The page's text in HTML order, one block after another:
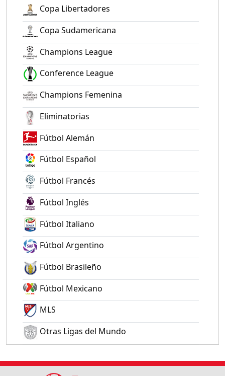
Copa Libertadores
Copa Sudamericana
Champions League
Conference League
Champions Femenina
Eliminatorias
Fútbol Alemán
Fútbol Español
Fútbol Francés
Fútbol Inglés
Fútbol Italiano
Fútbol Argentino
Fútbol Brasileño
Fútbol Mexicano
MLS
Otras Ligas del Mundo